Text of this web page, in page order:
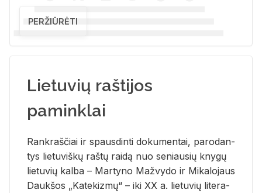
PERŽIŪRĖTI
Lietuvių raštijos
paminklai
Rank­raš­čiai ir spaus­din­ti do­ku­men­tai, pa­ro­dan­
tys lie­tu­viš­kų raš­tų rai­dą nuo se­niau­sių kny­gų
lie­tu­vių kal­ba – Mar­ty­no Ma­žvy­do ir Mi­ka­lo­jaus
Dauk­šos „Ka­te­kiz­mų“ – iki XX a. lie­tu­vių li­te­ra­